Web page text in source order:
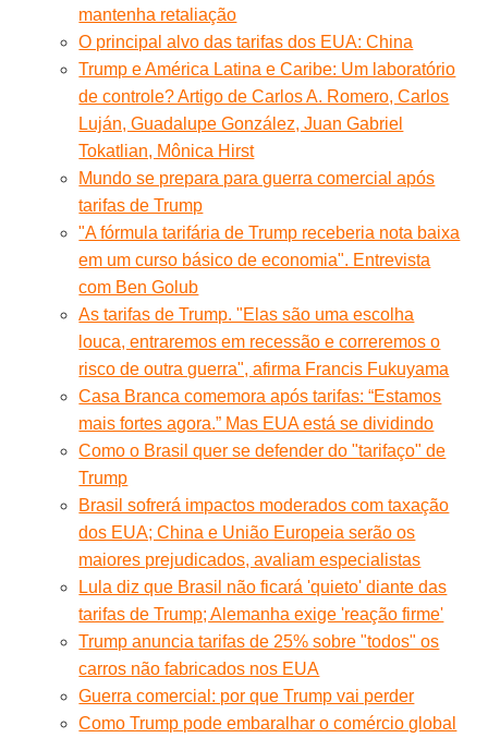
mantenha retaliação
O principal alvo das tarifas dos EUA: China
Trump e América Latina e Caribe: Um laboratório
de controle? Artigo de Carlos A. Romero, Carlos
Luján, Guadalupe González, Juan Gabriel
Tokatlian, Mônica Hirst
Mundo se prepara para guerra comercial após
tarifas de Trump
"A fórmula tarifária de Trump receberia nota baixa
em um curso básico de economia". Entrevista
com Ben Golub
As tarifas de Trump. "Elas são uma escolha
louca, entraremos em recessão e correremos o
risco de outra guerra", afirma Francis Fukuyama
Casa Branca comemora após tarifas: “Estamos
mais fortes agora.” Mas EUA está se dividindo
Como o Brasil quer se defender do "tarifaço" de
Trump
Brasil sofrerá impactos moderados com taxação
dos EUA; China e União Europeia serão os
maiores prejudicados, avaliam especialistas
Lula diz que Brasil não ficará 'quieto' diante das
tarifas de Trump; Alemanha exige 'reação firme'
Trump anuncia tarifas de 25% sobre "todos" os
carros não fabricados nos EUA
Guerra comercial: por que Trump vai perder
Como Trump pode embaralhar o comércio global